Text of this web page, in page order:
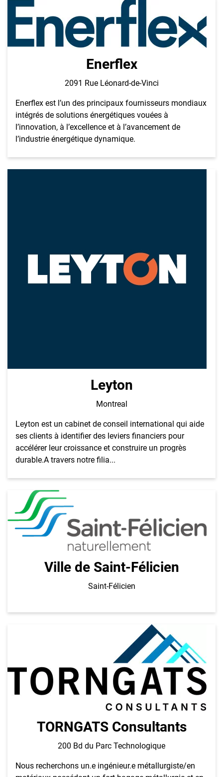
Enerflex
2091 Rue Léonard-de-Vinci
Enerflex est l’un des principaux fournisseurs mondiaux
intégrés de solutions énergétiques vouées à
l’innovation, à l’excellence et à l’avancement de
l’industrie énergétique dynamique.
Leyton
Montreal
Leyton est un cabinet de conseil international qui aide
ses clients à identifier des leviers financiers pour
accélérer leur croissance et construire un progrès
durable.A travers notre filia...
Ville de Saint-Félicien
Saint-Félicien
TORNGATS Consultants
200 Bd du Parc Technologique
Nous recherchons un.e ingénieur.e métallurgiste/en